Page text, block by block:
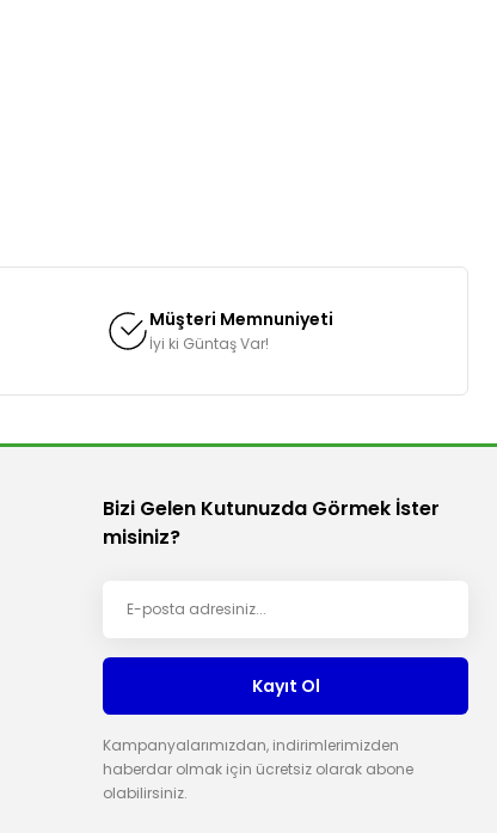
Müşteri Memnuniyeti
İyi ki Güntaş Var!
Bizi Gelen Kutunuzda Görmek İster
misiniz?
Kayıt Ol
Kampanyalarımızdan, indirimlerimizden
haberdar olmak için ücretsiz olarak abone
olabilirsiniz.